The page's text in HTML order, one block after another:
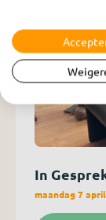
In
maandag 7